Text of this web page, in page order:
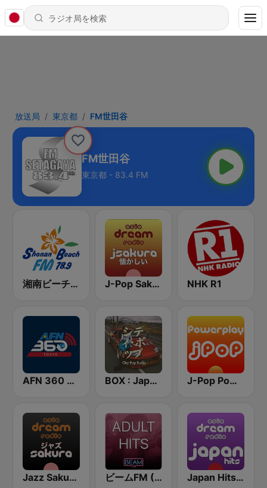
放送局 東京都 FM世田谷
FM世田谷
東京都 - 83.4 FM
湘南ビーチFM (Shonan Beach FM) J-Pop Sakura 懐かしい NHK R1
AFN 360 Tokyo (Japan Only) BOX : Japan City Pop -日本のシティポップ J-Pop Powerplay
Jazz Sakura - asia DREAM radio ビームFM (Beam FM) - Adult Hits Japan Hits - Asia DREAM Radio